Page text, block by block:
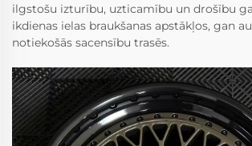
ilgstošu izturību, uzticamību un drošību
ikdienas ielas braukšanas apstākļos, gan
notiekošās sacensību trasēs.